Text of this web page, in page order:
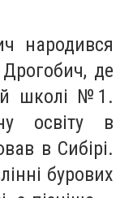
народився
де
школі №1.
освіту в
в Сибірі.
бурових